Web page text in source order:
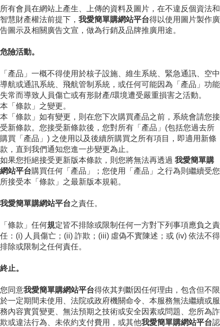
所有會員在網站上產生、上傳的資料及圖片，在不違反個資法和
智慧財產權法前提下， 我愛簡單購網站平台得以使用圖片製作廣
告圖示及相關廣告文宣，做為行銷及品牌推廣用途。
危險活動。
「產品」一概不得使用於核子設施、維生系統、緊急通訊、空中
導航或通訊系統、飛航管制系統，或任何可能因為「產品」功能
失常而導致人員傷亡或有形財產/環境遭受嚴重損害之活動。
本「條款」之變更。
本「條款」如有變更，則在您下次購買產品之前，系統會請您接
受新條款。您接受新條款後，您對所有「產品」(包括您過去所
購買「產品」) 之使用以及後續所購買之所有項目，即適用新條
款，直到我們通知您進一步變更為止。
如果您拒絕接受更新版本條款，則您將無法再透過 我愛簡單購
網站平台購買任何「產品」；您使用「產品」之行為則繼續受您
所接受本「條款」之最新版本規範。
我愛簡單購網站平台之責任。
「條款」任何規定皆不排除或限制任何一方對下列事項應負之責
任：(i) 人員傷亡；(ii) 詐欺；(iii) 虛偽不實陳述；或 (iv) 依法不得
排除或限制之任何責任。
終止。
您同意我愛簡單購網站平台得依其判斷因任何理由，包含但不限
於一定期間未使用、法院或政府機關命令、本服務無法繼續或服
務內容實質變更、無法預期之技術或安全因素或問題、您所為詐
欺或違法行為、未依約支付費用，或其他我愛簡單購網站平台認